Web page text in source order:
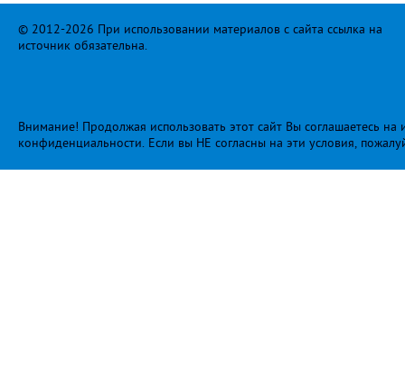
© 2012-2026 При использовании материалов с сайта ссылка на
источник обязательна.
Внимание! Продолжая использовать этот сайт Вы соглашаетесь
конфиденциальности. Если вы НЕ согласны на эти условия,